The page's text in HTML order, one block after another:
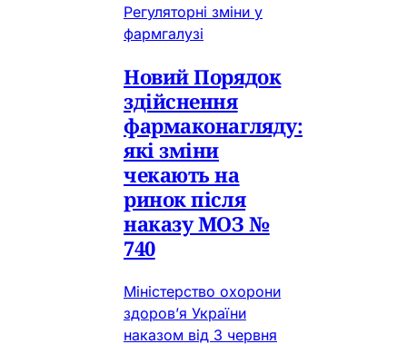
Регуляторні зміни у
фармгалузі
Новий Порядок
здійснення
фармаконагляду:
які зміни
чекають на
ринок після
наказу МОЗ №
740
Міністерство охорони
здоров’я України
наказом від 3 червня